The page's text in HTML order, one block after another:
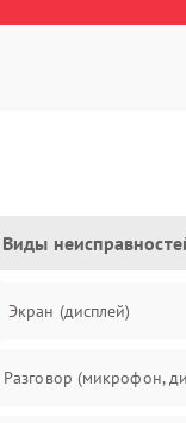
Виды
Экран (дисплей)
Разговор (микрофон,